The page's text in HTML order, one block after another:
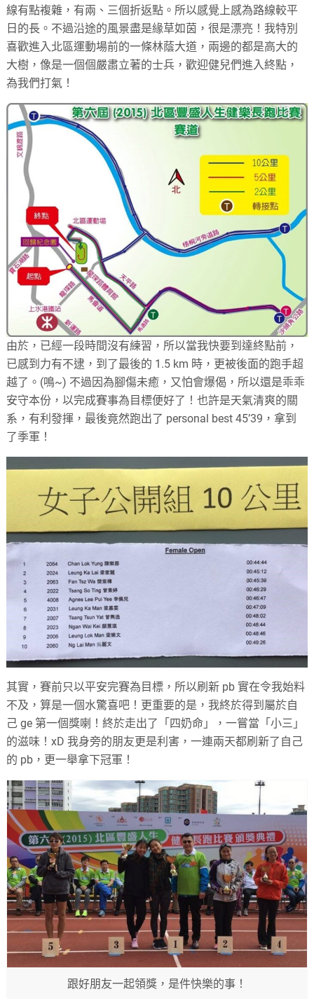
線有點複雜，有兩、三個折返點。所以感覺上感為路線較平
日的長。不過沿途的風景盡是緣草如茵，很是漂亮！我特別
喜歡進入北區運動場前的一條林蔭大道，兩邊的都是高大的
大樹，像是一個個嚴肅立著的士兵，歡迎健兒們進入終點，
為我們打氣！
由於，已經一段時間沒有練習，所以當我快要到達終點前，
已感到力有不逮，到了最後的 1.5 km 時，更被後面的跑手超
越了。(鳴~) 不過因為腳傷未癒，又怕會爆偈，所以還是乖乖
安守本份，以完成賽事為目標便好了！也許是天氣清爽的關
系，有利發揮，最後竟然跑出了 personal best 45’39，拿到
了季軍！
其實，賽前只以平安完賽為目標，所以刷新 pb 實在令我始料
不及，算是一個水驚喜吧！更重要的是，我終於得到屬於自
己 ge 第一個獎喇！終於走出了「四奶命」，一嘗當「小三」
的滋味！xD 我身旁的朋友更是利害，一連兩天都刷新了自己
的 pb，更一舉拿下冠軍！
跟好朋友一起領獎，是件快樂的事！